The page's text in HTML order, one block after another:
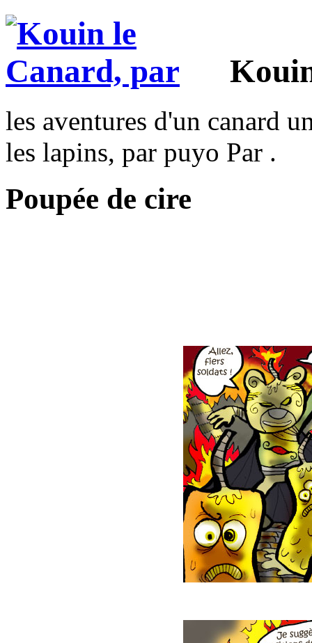
les aventures d'un canard
les lapins, par puyo Par .
Poupée de cire